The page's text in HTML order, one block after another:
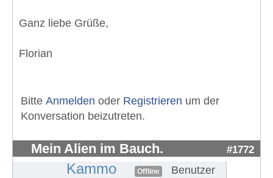
Ganz liebe Grüße,
Florian
Bitte Anmelden oder Registrieren um der
Konversation beizutreten.
Mein Alien im Bauch. #1772
Kammo Offline
Benutzer